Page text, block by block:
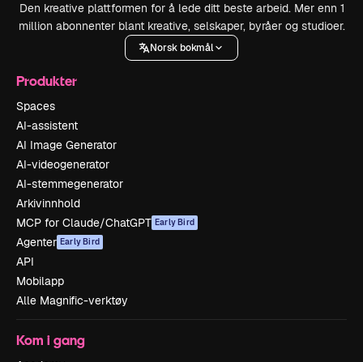
Den kreative plattformen for å lede ditt beste arbeid. Mer enn 1
million abonnenter blant kreative, selskaper, byråer og studioer.
Norsk bokmål
Produkter
Spaces
AI-assistent
AI Image Generator
AI-videogenerator
AI-stemmegenerator
Arkivinnhold
MCP for Claude/ChatGPT Early Bird
Agenter Early Bird
API
Mobilapp
Alle Magnific-verktøy
Kom i gang